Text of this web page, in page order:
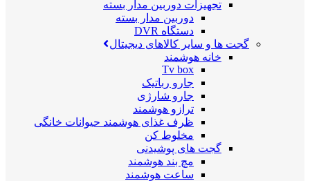
تجهیزات دوربین مدار بسته
دوربین مدار بسته
دستگاه DVR
گجت ها و سایر کالاهای دیجیتال
خانه هوشمند
Tv box
جارو رباتیک
جارو شارژی
ترازو هوشمند
ظرف غذای هوشمند حیوانات خانگی
مخلوط کن
گجت های پوشیدنی
مچ بند هوشمند
ساعت هوشمند